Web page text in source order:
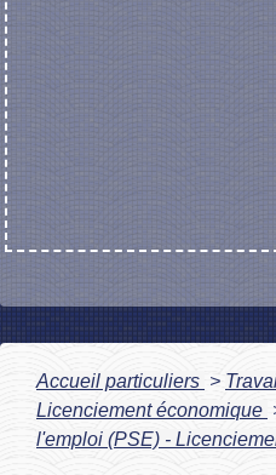
Accueil particuliers >
Licenciement économique
l'emploi (PSE) -